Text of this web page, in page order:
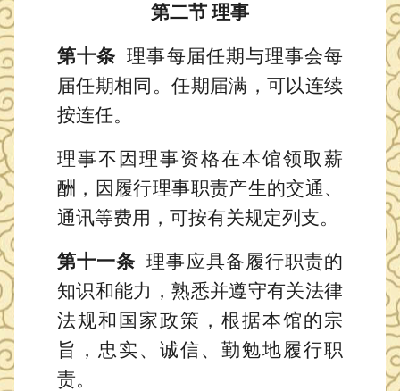
第二节 理事
第十条 理事每届任期与理事会每
届任期相同。任期届满，可以连续
按连任。
理事不因理事资格在本馆领取薪
酬，因履行理事职责产生的交通、
通讯等费用，可按有关规定列支。
第十一条 理事应具备履行职责的
知识和能力，熟悉并遵守有关法律
法规和国家政策，根据本馆的宗
旨，忠实、诚信、勤勉地履行职
责。